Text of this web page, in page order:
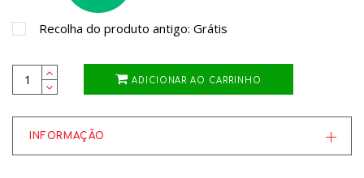
Recolha do produto antigo: Grátis
ADICIONAR AO CARRINHO
INFORMAÇÃO